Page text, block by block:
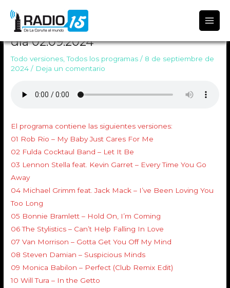
TODO VERSIONES 1858 Emitido el
día 02.09.2024
Todo versiones ,Todos los programas / 8 de septiembre de
2024/ Deja un comentario
El programa contiene las siguientes versiones:
01 Rob Rio – My Baby Just Cares For Me
02 Fulda Cocktaul Band – Let It Be
03 Lennon Stella feat. Kevin Garret – Every Time You Go
Away
04 Michael Grimm feat. Jack Mack – I’ve Been Loving You
Too Long
05 Bonnie Bramlett – Hold On, I’m Coming
06 The Stylistics – Can’t Help Falling In Love
07 Van Morrison – Gotta Get You Off My Mind
08 Steven Damian – Suspicious Minds
09 Monica Babilon – Perfect (Club Remix Edit)
10 Will Tura – In the Getto